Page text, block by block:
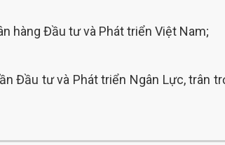
hàng Đầu tư và Phát triển Việt Nam;
Đầu tư và Phát triển Ngân Lực, trân